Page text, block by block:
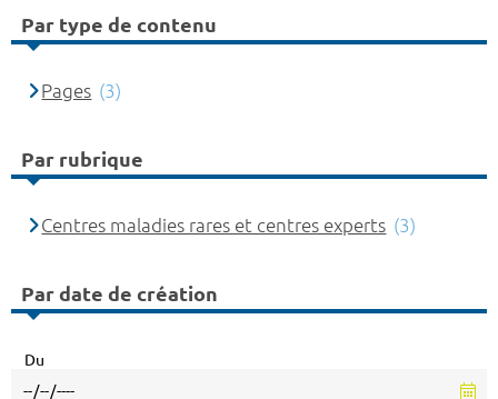
Par type de contenu
Pages (3)
Par rubrique
Centres maladies rares et centres experts (3)
Par date de création
Du